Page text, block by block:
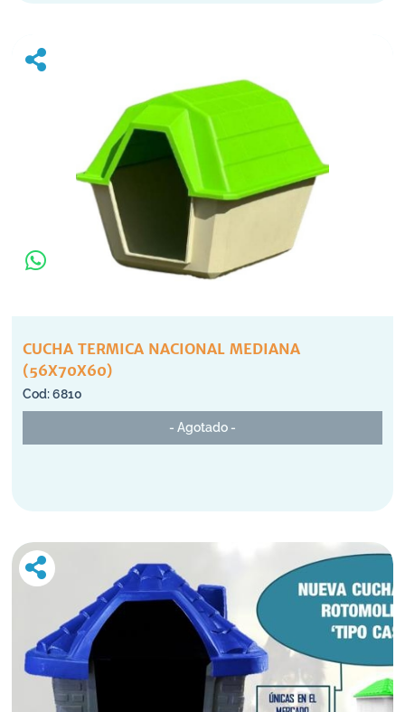
CUCHA TERMICA NACIONAL MEDIANA
(56X70X60)
6810
- Agotado -